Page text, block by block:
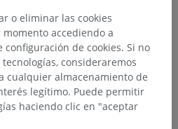
un error
o eliminar las cookies
accediendo a
de cookies. Si no
consideraremos
cualquier almacenamiento de
legítimo. Puede permitir
haciendo clic en "aceptar